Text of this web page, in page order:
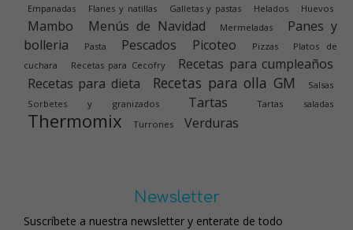
Empanadas Flanes y natillas Galletas y pastas Helados Huevos
Mambo Menús de Navidad Mermeladas
Panes y
bolleria
Pasta Pescados Picoteo Pizzas
Platos de
cuchara
Recetas para Cecofry
Recetas para cumpleaños
Recetas para dieta
Recetas para olla GM
Salsas
Sorbetes y granizados
Tartas Tartas saladas
Thermomix Turrones Verduras
Newsletter
Suscríbete a nuestra newsletter y enterate de todo